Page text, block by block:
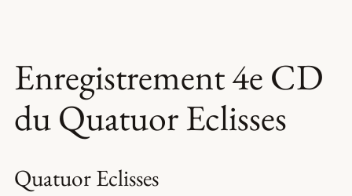
Enregistrement 4e CD
du Quatuor Eclisses
Quatuor Eclisses